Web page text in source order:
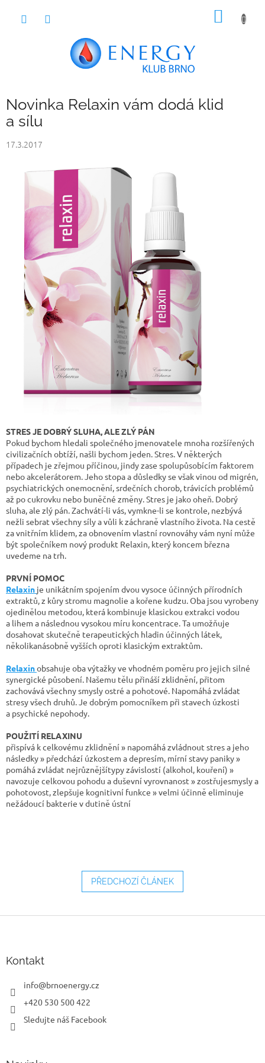
Novinka Relaxin vám dodá klid
a sílu
17.3.2017
STRES JE DOBRÝ SLUHA, ALE ZLÝ PÁN
Pokud bychom hledali společného jmenovatele mnoha rozšířených
civilizačních obtíží, našli bychom jeden. Stres. V některých
případech je zřejmou příčinou, jindy zase spolupůsobícím faktorem
nebo akcelerátorem. Jeho stopa a důsledky se však vinou od migrén,
psychiatrických onemocnění, srdečních chorob, trávicích problémů
až po cukrovku nebo buněčné změny. Stres je jako oheň. Dobrý
sluha, ale zlý pán. Zachvátí-li vás, vymkne-li se kontrole, nezbývá
nežli sebrat všechny síly a vůli k záchraně vlastního života. Na cestě
za vnitřním klidem, za obnovením vlastní rovnováhy vám nyní může
být společníkem nový produkt Relaxin, který koncem března
uvedeme na trh.
PRVNÍ POMOC
Relaxin je unikátním spojením dvou vysoce účinných přírodních
extraktů, z kůry stromu magnolie a kořene kudzu. Oba jsou vyrobeny
ojedinělou metodou, která kombinuje klasickou extrakci vodou
a lihem a následnou vysokou míru koncentrace. Ta umožňuje
dosahovat skutečně terapeutických hladin účinných látek,
několikanásobně vyšších oproti klasickým extraktům.
Relaxinobsahuje oba výtažky ve vhodném poměru pro jejich silné
synergické působení. Našemu tělu přináší zklidnění, přitom
zachovává všechny smysly ostré a pohotové. Napomáhá zvládat
stresy všech druhů. Je dobrým pomocníkem při stavech úzkosti
a psychické nepohody.
POUŽITÍ RELAXINU
přispívá k celkovému zklidnění » napomáhá zvládnout stres a jeho
následky » předchází úzkostem a depresím, mírní stavy paniky »
pomáhá zvládat nejrůznějšítypy závislostí (alkohol, kouření) »
navozuje celkovou pohodu a duševní vyrovnanost » zostřujesmysly a
pohotovost, zlepšuje kognitivní funkce » velmi účinně eliminuje
nežádoucí bakterie v dutině ústní
PŘEDCHOZÍ ČLÁNEK
Kontakt
info@brnoenergy.cz
+420 530 500 422
Sledujte náš Facebook